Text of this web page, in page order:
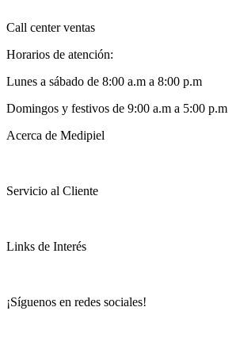
Call center ventas
Horarios de atención:
Lunes a sábado de 8:00 a.m a 8:00 p.m
Domingos y festivos de 9:00 a.m a 5:00 p.m
Acerca de Medipiel
Servicio al Cliente
Links de Interés
¡Síguenos en redes sociales!